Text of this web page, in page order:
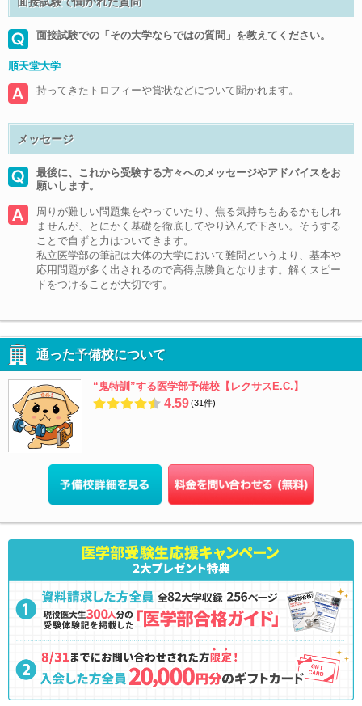
面接試験での「その大学ならではの質問」を教えてください。
順天堂大学
持ってきたトロフィーや賞状などについて聞かれます。
メッセージ
最後に、これから受験する方々へのメッセージやアドバイスをお
願いします。
周りが難しい問題集をやっていたり、焦る気持ちもあるかもしれ
ませんが、とにかく基礎を徹底してやり込んで下さい。そうする
ことで自ずと力はついてきます。
私立医学部の筆記は大体の大学において難問というより、基本や
応用問題が多く出されるので高得点勝負となります。解くスピー
ドをつけることが大切です。
通った予備校について
“鬼特訓”する医学部予備校【レクサスE.C.】
4.59(31件)